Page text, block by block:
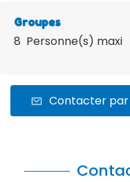
Groupes
8 Personne(s) maxi
Contacter